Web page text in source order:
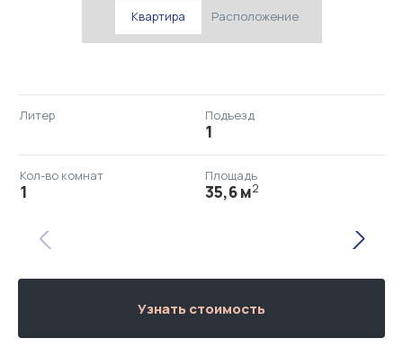
Квартира Расположение
Литер Подъезд
1
Кол-во комнат
1
Площадь
35,6 м2
Узнать стоимость